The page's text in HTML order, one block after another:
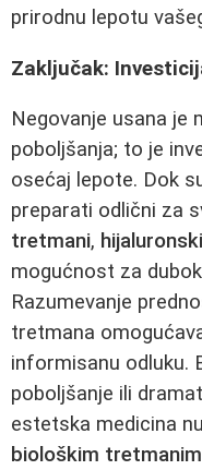
prirodnu lepotu
Zaključak:
Negovanje usana je
poboljšanja; to je
osećaj lepote. Dok
preparati odlični za
tretmani,
mogućnost za
Razumevanje
tretmana
informisanu odluku.
poboljšanje ili
estetska medicina
biološkim